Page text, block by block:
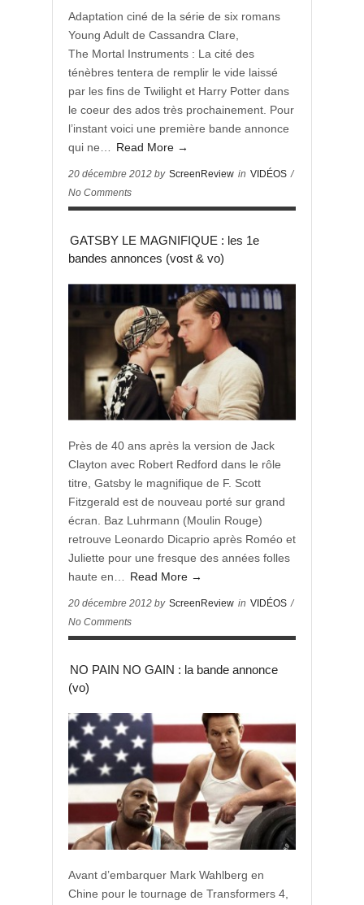
Adaptation ciné de la série de six romans
Young Adult de Cassandra Clare,
The Mortal Instruments : La cité des
ténèbres tentera de remplir le vide laissé
par les fins de Twilight et Harry Potter dans
le coeur des ados très prochainement. Pour
l’instant voici une première bande annonce
qui ne…
Read More →
20 décembre 2012 by ScreenReview in VIDÉOS /
No Comments
GATSBY LE MAGNIFIQUE : les 1e
bandes annonces (vost & vo)
Près de 40 ans après la version de Jack
Clayton avec Robert Redford dans le rôle
titre, Gatsby le magnifique de F. Scott
Fitzgerald est de nouveau porté sur grand
écran. Baz Luhrmann (Moulin Rouge)
retrouve Leonardo Dicaprio après Roméo et
Juliette pour une fresque des années folles
haute en…
Read More →
20 décembre 2012 by ScreenReview in VIDÉOS /
No Comments
NO PAIN NO GAIN : la bande annonce
(vo)
Avant d’embarquer Mark Wahlberg en
Chine pour le tournage de Transformers 4,